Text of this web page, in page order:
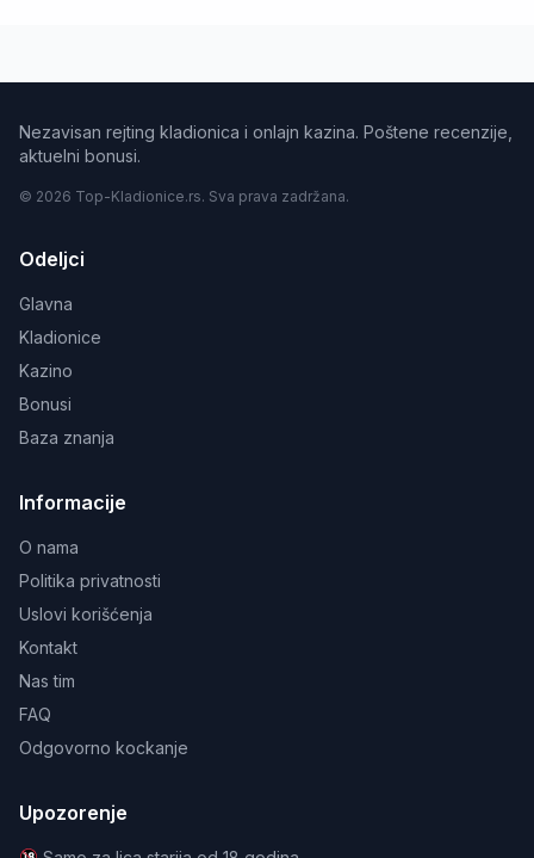
Nezavisan rejting kladionica i onlajn kazina. Poštene recenzije,
aktuelni bonusi.
© 2026 Top-Kladionice.rs. Sva prava zadržana.
Odeljci
Glavna
Kladionice
Kazino
Bonusi
Baza znanja
Informacije
O nama
Politika privatnosti
Uslovi korišćenja
Kontakt
Nas tim
FAQ
Odgovorno kockanje
Upozorenje